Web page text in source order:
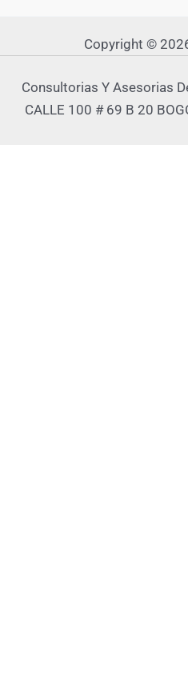
Copyright ©
Consultorias Y Asesorias
CALLE 100 # 69 B 20